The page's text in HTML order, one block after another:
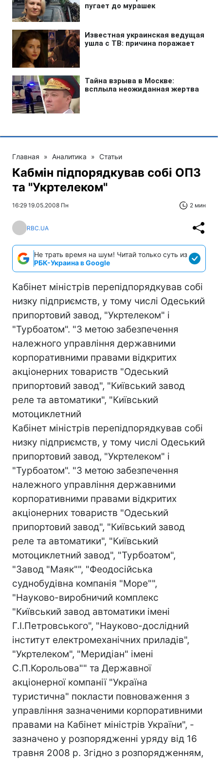
Главная » Аналитика » Статьи
Кабмін підпорядкував собі ОПЗ
та "Укртелеком"
16:29 19.05.2008 Пн 2 мин
RBC.UA
Не трать время на шум! Читай только суть из
РБК-Украина в Google
Кабінет міністрів перепідпорядкував собі
низку підприємств, у тому числі Одеський
припортовий завод, "Укртелеком" і
"Турбоатом". "З метою забезпечення
належного управління державними
корпоративними правами відкритих
акціонерних товариств "Одеський
припортовий завод", "Київський завод
реле та автоматики", "Київський
мотоциклетний
Кабінет міністрів перепідпорядкував собі
низку підприємств, у тому числі Одеський
припортовий завод, "Укртелеком" і
"Турбоатом". "З метою забезпечення
належного управління державними
корпоративними правами відкритих
акціонерних товариств "Одеський
припортовий завод", "Київський завод
реле та автоматики", "Київський
мотоциклетний завод", "Турбоатом",
"Завод "Маяк"", "Феодосійська
суднобудівна компанія "Море"",
"Науково-виробничий комплекс
"Київський завод автоматики імені
Г.І.Петровського", "Науково-дослідний
інститут електромеханічних приладів",
"Укртелеком", "Меридіан" імені
С.П.Корольова"" та Державної
акціонерної компанії "Україна
туристична" покласти повноваження з
управління зазначеними корпоративними
правами на Кабінет міністрів України", -
зазначено у розпорядженні уряду від 16
травня 2008 р. Згідно з розпорядженням,